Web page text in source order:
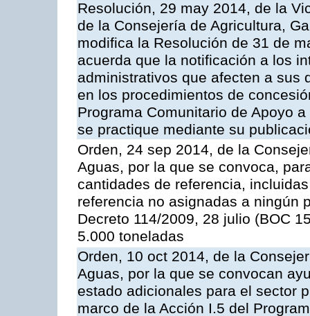
Resolución, 29 may 2014, de la
de la Consejería de Agricultura,
modifica la Resolución de 31 de
acuerda que la notificación a los
administrativos que afecten a sus
en los procedimientos de
Programa Comunitario de Apoyo
se practique mediante su
Orden, 24 sep 2014, de la
Aguas, por la que se convoca,
cantidades de referencia,
referencia no asignadas a ningún
Decreto 114/2009, 28 julio (BOC
5.000 toneladas
Orden, 10 oct 2014, de la
Aguas, por la que se convocan
estado adicionales para el sector
marco de la Acción I.5 del